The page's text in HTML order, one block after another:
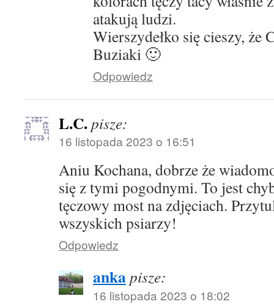
atakują ludzi.
Wierszydełko się cieszy, że
Buziaki 🙂
Odpowiedz
L.C.pisze:
16 listopada 2023 o 16:51
Aniu Kochana, dobrze że
się z tymi pogodnymi. To jest
tęczowy most na zdjęciach.
wszyskich psiarzy!
Odpowiedz
ankapisze:
16 listopada 2023 o 18:02